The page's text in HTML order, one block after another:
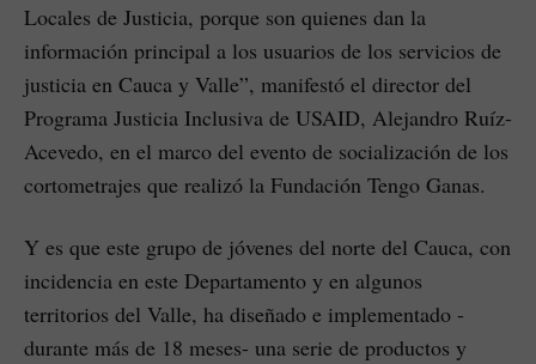
Locales de Justicia, porque son quienes dan la
información principal a los usuarios de los servicios de
justicia en Cauca y Valle”, manifestó el director del
Programa Justicia Inclusiva de USAID, Alejandro Ruíz-
Acevedo, en el marco del evento de socialización de los
cortometrajes que realizó la Fundación Tengo Ganas.
Y es que este grupo de jóvenes del norte del Cauca, con
incidencia en este Departamento y en algunos
territorios del Valle, ha diseñado e implementado -
durante más de 18 meses- una serie de productos y